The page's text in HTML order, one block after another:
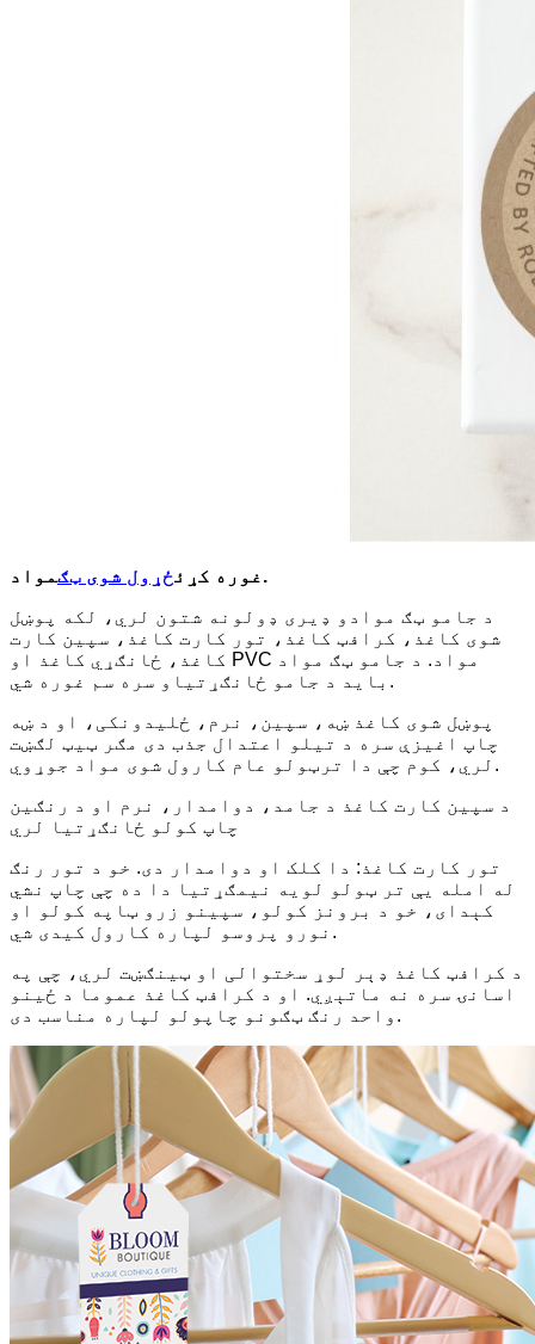
غوره کړئځړول شوی ټګ
مواد.
د جامو ټګ موادو ډیری ډولونه شتون لري، لکه پوښل
شوی کاغذ، کرافټ کاغذ، تور کارت کاغذ، سپین کارت
کاغذ، ځانګړي کاغذ او PVC مواد. د جامو ټګ مواد
باید د جامو ځانګړتیاو سره سم غوره شي.
پوښل شوی کاغذ ښه، سپین، نرم، ځلیدونکی، او د ښه
چاپ اغیزې سره د تیلو اعتدال جذب دی مګر ټیټ لګښت
لري، کوم چې دا ترټولو عام کارول شوی مواد جوړوي.
د سپین کارت کاغذ د جامد، دوامدار، نرم او د رنګین
چاپ کولو ځانګړتیا لري
تور کارت کاغذ: دا کلک او دوامدار دی. خو د تور رنګ
له امله یې تر ټولو لویه نیمګړتیا دا ده چې چاپ نشي
کېدای، خو د برونز کولو، سپینو زرو ټاپه کولو او
نورو پروسو لپاره کارول کیدی شي.
د کرافټ کاغذ ډېر لوړ سختوالی او ټینګښت لري، چې په
اسانۍ سره نه ماتېږي. او د کرافټ کاغذ عموما د ځینو
واحد رنګ ټګونو چاپولو لپاره مناسب دی.